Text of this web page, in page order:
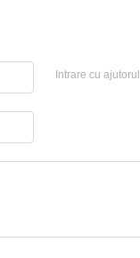
Intrare cu ajutorul